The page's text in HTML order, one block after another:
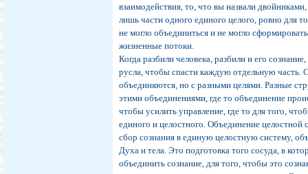
взаимодействия, то, что вы назвали
лишь части одного единого целого, ровно для
не могло объединиться и не могло
жизненные потоки.
Когда разбили человека, разбили и его
русла, чтобы спасти каждую отдельную часть.
объединяются, но с разными целями. Разные
этими объединениями, где то объединение
чтобы усилить управление, где то для того,
единого и целостного. Объединение целостной
сбор сознания в единую целостную систему,
Духа и тела. Это подготовка того сосуда, в
объединить сознание, для того, чтобы это